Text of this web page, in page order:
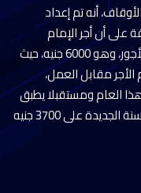
أنه تم إعداد
أن أجر الإمام
والعامل المتعاقد يطبق عليه الحد الأدنى للأجور، وهو 6000 جنيه، حيث
الأجر مقابل العمل،
يعينوا هذا العام ومستقبلا يطبق
عليهم الحد الأدنى للأجور، ومن يحصل في السنة الجديدة على 3700 جنيه